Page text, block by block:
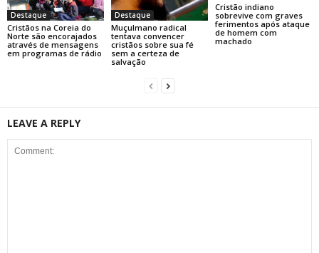
Destaque
Cristãos na Coreia do
Norte são encorajados
através de mensagens
em programas de rádio
Destaque
Muçulmano radical
tentava convencer
cristãos sobre sua fé
sem a certeza de
salvação
Cristão indiano
sobrevive com graves
ferimentos após ataque
de homem com
machado
LEAVE A REPLY